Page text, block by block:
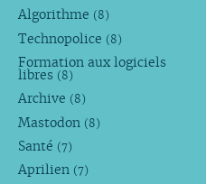
Algorithme (8)
Technopolice (8)
Formation aux logiciels
libres (8)
Archive (8)
Mastodon (8)
Santé (7)
Aprilien (7)